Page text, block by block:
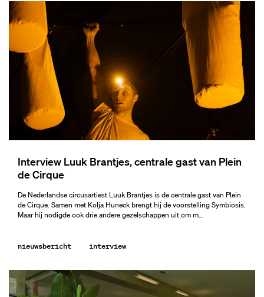
Interview Luuk Brantjes, centrale gast van Plein
de Cirque
De Nederlandse circusartiest Luuk Brantjes is de centrale gast van Plein
de Cirque. Samen met Kolja Huneck brengt hij de voorstelling Symbiosis.
Maar hij nodigde ook drie andere gezelschappen uit om m…
nieuwsbericht interview